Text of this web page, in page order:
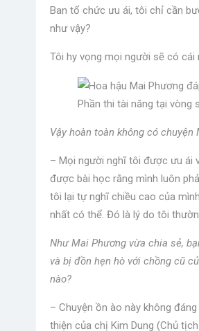
Ban tổ chức ưu ái, tôi chỉ cần
như vậy?
Tôi hy vọng mọi người sẽ có
Phần thi tài năng tại vòng
Vậy hoàn toàn không có
– Mọi người nghĩ tôi được ưu ái
được bài học rằng mình luôn
tôi lại tự nghĩ chiều cao của
nhất có thể. Đó là lý do tôi
Như Mai Phương vừa chia sẻ,
và bị đồn hẹn hò với chồng cũ
nào?
– Chuyện ồn ào này không
thiện của chị Kim Dung (Chủ